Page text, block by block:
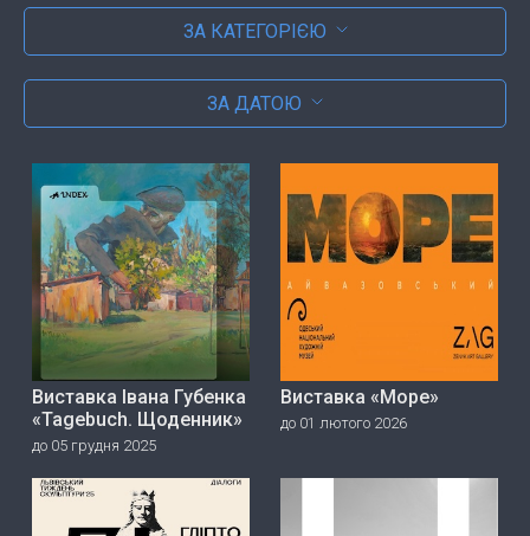
ЗА КАТЕГОРІЄЮ
ЗА ДАТОЮ
Виставка Івана Губенка
«Tagebuch. Щоденник»
до 05 грудня 2025
Виставка «Море»
до 01 лютого 2026